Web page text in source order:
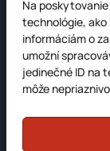
Na
technológie, ako
informáciám o
umožní
jedinečné ID na
môže
© 2012-